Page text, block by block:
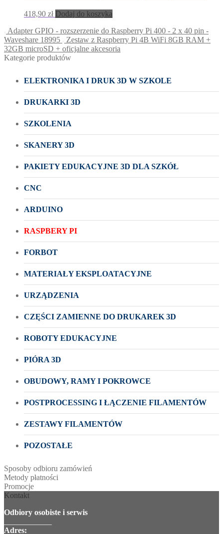
418,90 zł Dodaj do koszyka
Adapter GPIO - rozszerzenie do Raspberry Pi 400 - 2 x 40 pin -
Waveshare 18995
Zestaw z Raspberry Pi 4B WiFi 8GB RAM +
32GB microSD + oficjalne akcesoria
Kategorie produktów
ELEKTRONIKA I DRUK 3D W SZKOLE
DRUKARKI 3D
SZKOLENIA
SKANERY 3D
PAKIETY EDUKACYJNE 3D DLA SZKÓŁ
CNC
ARDUINO
RASPBERY PI
FORBOT
MATERIAŁY EKSPLOATACYJNE
URZĄDZENIA
CZĘŚCI ZAMIENNE DO DRUKAREK 3D
ROBOTY EDUKACYJNE
PIÓRA 3D
OBUDOWY, RAMY I POKROWCE
POSTPROCESSING I ŁĄCZENIE FILAMENTÓW
ZESTAWY FILAMENTÓW
POZOSTAŁE
Sposoby odbioru zamówień
Metody płatności
Promocje
Kontakt
Odbiory osobiste i serwis
Adres: